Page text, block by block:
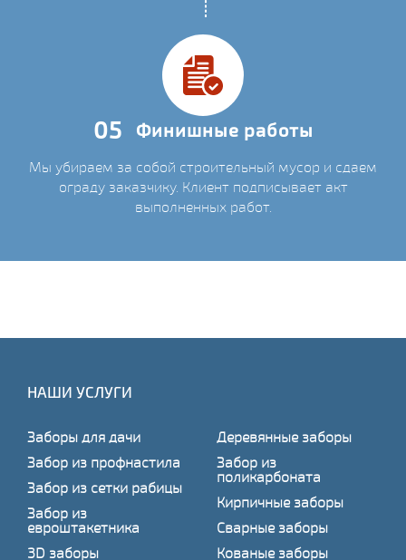
05 Финишные работы
Мы убираем за собой строительный мусор и сдаем
ограду заказчику. Клиент подписывает акт
выполненных работ.
НАШИ УСЛУГИ
Заборы для дачи
Забор из профнастила
Забор из сетки рабицы
Забор из
евроштакетника
3D заборы
Деревянные заборы
Забор из
поликарбоната
Кирпичные заборы
Сварные заборы
Кованые заборы